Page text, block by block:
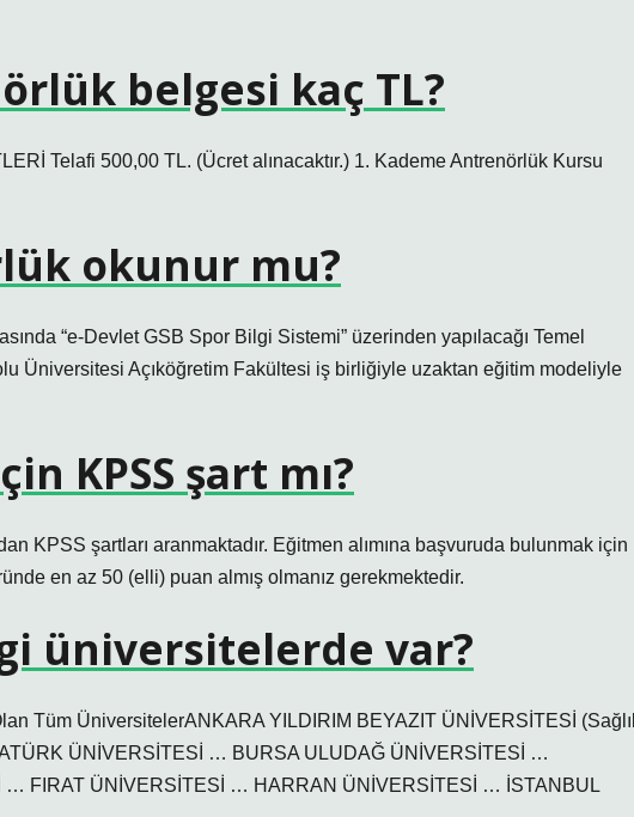
belgesi kaç TL?
Telafi 500,00 TL. (Ücret alınacaktır.) 1. Kademe Antrenörlük Kursu
okunur mu?
“e-Devlet GSB Spor Bilgi Sistemi” üzerinden yapılacağı Temel
Üniversitesi Açıköğretim Fakültesi iş birliğiyle uzaktan eğitim modeliyle
KPSS şart mı?
KPSS şartları aranmaktadır. Eğitmen alımına başvuruda bulunmak için
en az 50 (elli) puan almış olmanız gerekmektedir.
üniversitelerde var?
Tüm ÜniversitelerANKARA YILDIRIM BEYAZIT ÜNİVERSİTESİ
ÜNİVERSİTESİ … BURSA ULUDAĞ ÜNİVERSİTESİ …
… FIRAT ÜNİVERSİTESİ … HARRAN ÜNİVERSİTESİ … İSTANBUL